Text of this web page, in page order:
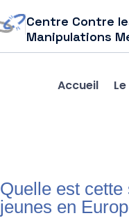
Centre Contre
Manipulations
Accueil
Quelle est
jeunes en